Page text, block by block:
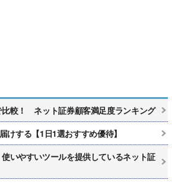
比較！ ネット証券顧客満足度ランキング
けする【1日1選おすすめ優待】
いやすいツールを提供しているネット証